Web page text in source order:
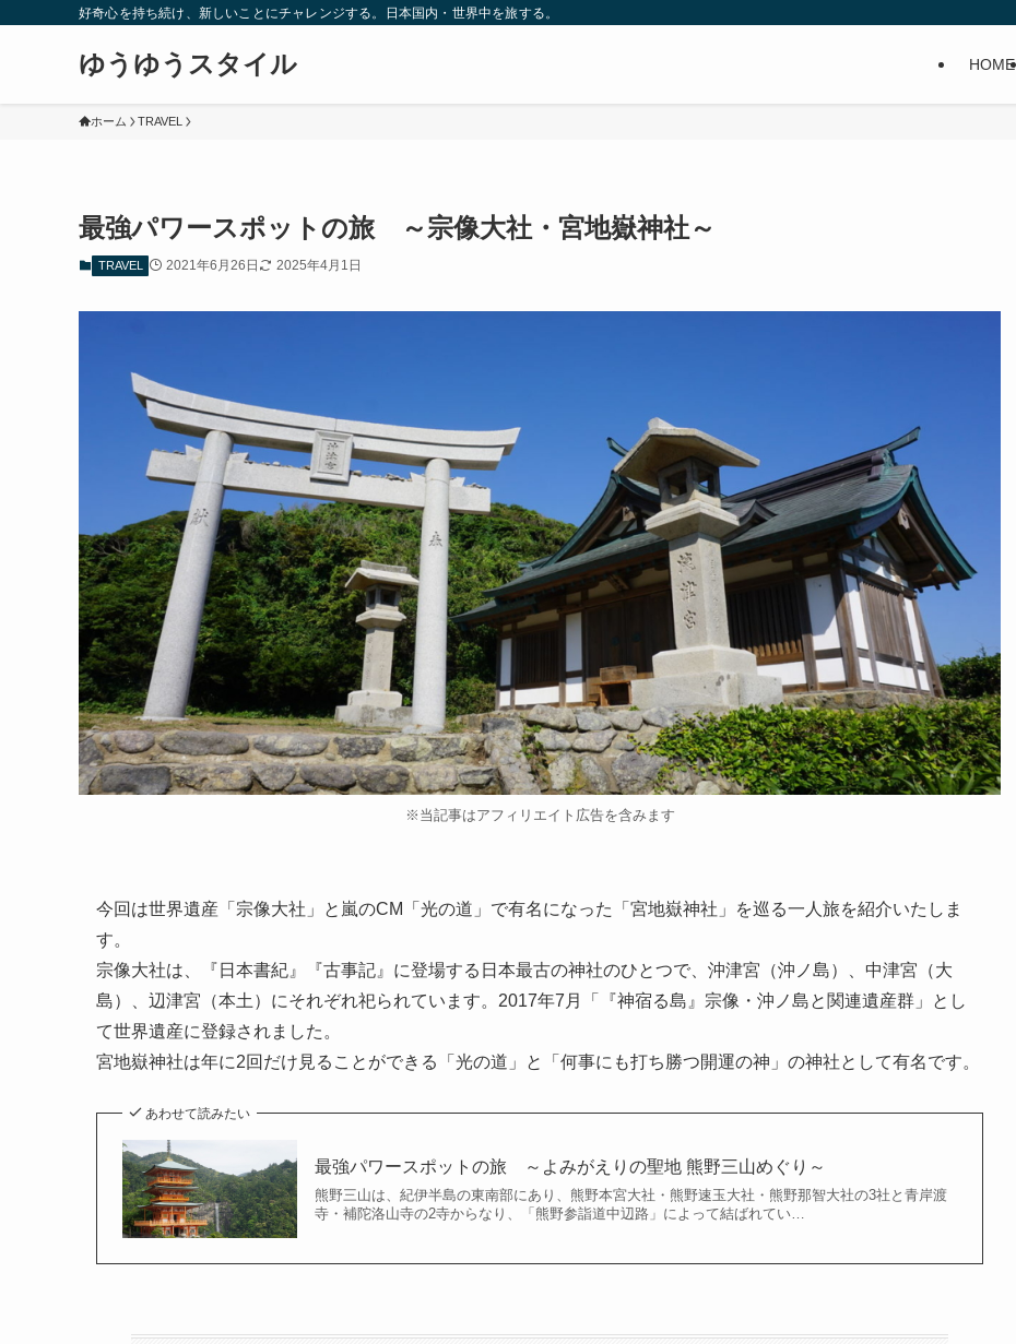
好奇心を持ち続け、新しいことにチャレンジする。日本国内・世界中を旅する。
ゆうゆうスタイル HOME
ホーム TRAVEL
最強パワースポットの旅 ～宗像大社・宮地嶽神社～
TRAVEL 2021年6月26日 2025年4月1日
※当記事はアフィリエイト広告を含みます
今回は世界遺産「宗像大社」と嵐のCM「光の道」で有名になった「宮地嶽神社」を巡る一人旅を紹介いたしま
す。
宗像大社は、『日本書紀』『古事記』に登場する日本最古の神社のひとつで、沖津宮（沖ノ島）、中津宮（大
島）、辺津宮（本土）にそれぞれ祀られています。2017年7月「『神宿る島』宗像・沖ノ島と関連遺産群」とし
て世界遺産に登録されました。
宮地嶽神社は年に2回だけ見ることができる「光の道」と「何事にも打ち勝つ開運の神」の神社として有名です。
あわせて読みたい
最強パワースポットの旅 ～よみがえりの聖地 熊野三山めぐり～
熊野三山は、紀伊半島の東南部にあり、熊野本宮大社・熊野速玉大社・熊野那智大社の3社と青岸渡
寺・補陀洛山寺の2寺からなり、「熊野参詣道中辺路」によって結ばれてい…